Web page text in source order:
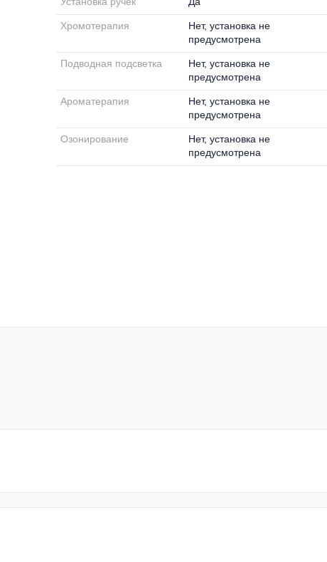
Хромотерапия
Нет, установка не
предусмотрена
Подводная подсветка
Нет, установка не
предусмотрена
Ароматерапия
Нет, установка не
предусмотрена
Озонирование
Нет, установка не
предусмотрена